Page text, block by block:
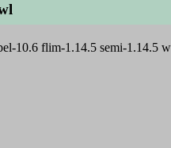
10.6 flim-1.14.5 semi-1.14.5